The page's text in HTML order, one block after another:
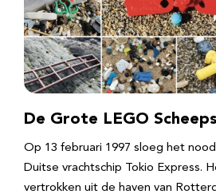
De Grote LEGO
Op 13 februari 1997 sloeg het
Duitse vrachtschip Tokio Express.
vertrokken uit de haven van